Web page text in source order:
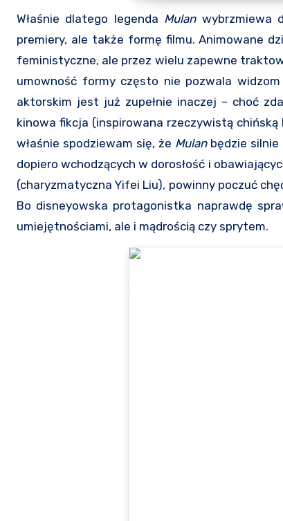
Właśnie dlatego legenda Mulan wybrzmiewa
premiery, ale także formę filmu. Animowane
feministyczne, ale przez wielu zapewne
umowność formy często nie pozwala
aktorskim jest już zupełnie inaczej – choć
kinowa fikcja (inspirowana rzeczywistą
właśnie spodziewam się, że Mulan będzie
dopiero wchodzących w dorosłość i
(charyzmatyczna Yifei Liu), powinny poczuć
Bo disneyowska protagonistka naprawdę
umiejętnościami, ale i mądrością czy sprytem.